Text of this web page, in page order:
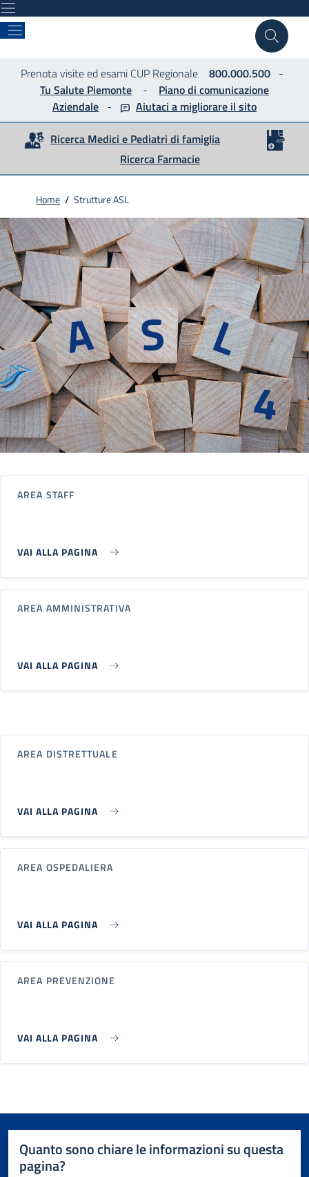
Prenota visite ed esami CUP Regionale 800.000.500-
Tu Salute Piemonte - Piano di comunicazione
Aziendale - Aiutaci a migliorare il sito
Ricerca Medici e Pediatri di famiglia
Ricerca Farmacie
Home / Strutture ASL
AREA STAFF
VAI ALLA PAGINA
AREA AMMINISTRATIVA
VAI ALLA PAGINA
AREA DISTRETTUALE
VAI ALLA PAGINA
AREA OSPEDALIERA
VAI ALLA PAGINA
AREA PREVENZIONE
VAI ALLA PAGINA
Quanto sono chiare le informazioni su questa
pagina?